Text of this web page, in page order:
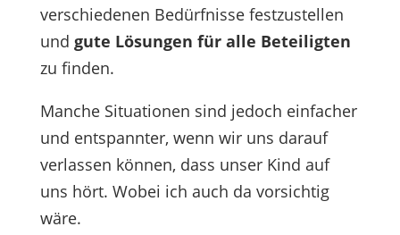
verschiedenen Bedürfnisse festzustellen
und gute Lösungen für alle Beteiligten
zu finden.
Manche Situationen sind jedoch einfacher
und entspannter, wenn wir uns darauf
verlassen können, dass unser Kind auf
uns hört. Wobei ich auch da vorsichtig
wäre.